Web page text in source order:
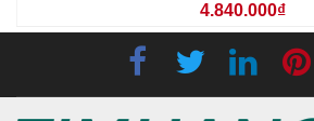
4.840.000₫